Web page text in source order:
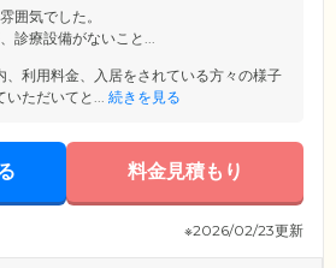
のびのびとした毎日をお楽しみください。また全
を完備。お呼び出しがあればすぐにスタッフがお
。
囲気でした。
診療設備がないこと...
、利用料金、入居をされている方々の様子
いただいてと... 続きを見る
料金見積もり
※2026/02/23更新